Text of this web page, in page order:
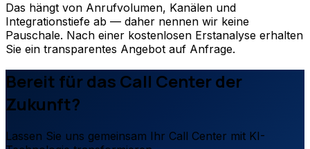
Das hängt von Anrufvolumen, Kanälen und
Integrationstiefe ab — daher nennen wir keine
Pauschale. Nach einer kostenlosen Erstanalyse erhalten
Sie ein transparentes Angebot auf Anfrage.
Bereit für das Call Center der
Zukunft?
Lassen Sie uns gemeinsam Ihr Call Center mit KI-